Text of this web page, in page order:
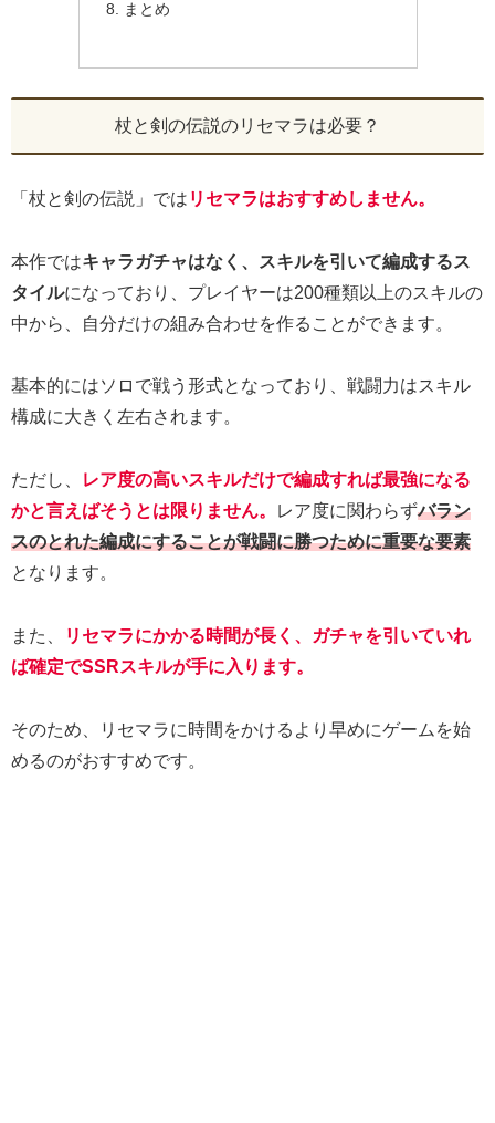
まとめ
杖と剣の伝説のリセマラは必要？
「杖と剣の伝説」では リセマラはおすすめしません。
本作ではキャラガチャはなく、スキルを引いて編成するス
タイルになっており、プレイヤーは200種類以上のスキルの
中から、自分だけの組み合わせを作ることができます。
基本的にはソロで戦う形式となっており、戦闘力はスキル
構成に大きく左右されます。
ただし、
レア度の高いスキルだけで編成すれば最強になる
かと言えばそうとは限りません。
レア度に関わらずバラン
スのとれた編成にすることが戦闘に勝つために重要な要素
となります。
また、
リセマラにかかる時間が長く、ガチャを引いていれ
ば確定でSSRスキルが手に入ります。
そのため、リセマラに時間をかけるより早めにゲームを始
めるのがおすすめです。